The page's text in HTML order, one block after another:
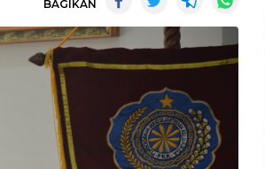
BAGIKAN